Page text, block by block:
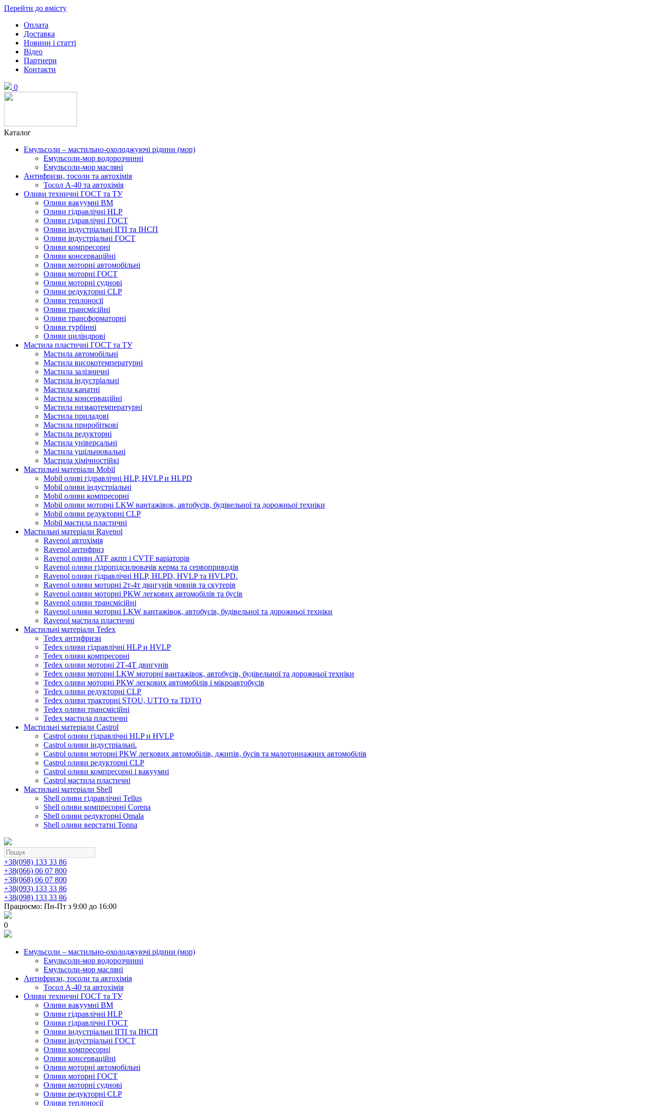
Перейти до вмісту
Оплата
Доставка
Новини і статті
Відео
Партнери
Контакти
0
Каталог
Емульсоли – мастильно-охолоджуючі рідини (мор)
Емульсоли-мор водорозчинні
Емульсоли-мор масляні
Антифризи, тосоли та автохімія
Тосол А-40 та автохімія
Оливи техничні ГОСТ та ТУ
Оливи вакуумні ВМ
Оливи гідравлічні HLP
Оливи гідравлічні ГОСТ
Оливи індустріальні ІГП та ІНСП
Оливи індустріальні ГОСТ
Оливи компресорні
Оливи консерваційні
Оливи моторні автомобільні
Оливи моторні ГОСТ
Оливи моторні суднові
Оливи редукторні CLP
Оливи теплоносії
Оливи трансмісійні
Оливи трансформаторні
Оливи турбінні
Оливи циліндрові
Мастила пластичні ГОСТ та ТУ
Мастила автомобільні
Мастила високотемпературні
Мастила залізничні
Мастила індустріальні
Мастила канатні
Мастила консерваційні
Мастила низькотемпературні
Мастила приладові
Мастила приробіткові
Мастила редукторні
Мастила універсальні
Мастила ущільнювальні
Мастила хімічностійкі
Мастильні матеріали Mobil
Mobil оливі гідравлічні HLP, HVLP и HLPD
Mobil оливи індустріальні
Mobil оливи компресорні
Mobil оливи моторні LKW вантажівок, автобусів, будівельної та дорожньої техніки
Mobil оливи редукторні CLP
Mobil мастила пластичні
Мастильні матеріали Ravenol
Ravenol автохімія
Ravenol антифриз
Ravenol оливи ATF акпп і CVTF варіаторів
Ravenol оливи гідропідсилювачів керма та сервоприводів
Ravenol оливи гідравлічні HLP, HLPD, HVLP та HVLPD.
Ravenol оливи моторні 2т-4т двигунів човнів та скутерів
Ravenol оливи моторні PKW легкових автомобілів та бусів
Ravenol оливи трансмісійні
Ravenol оливи моторні LKW вантажівок, автобусів, будівельної та дорожньої техніки
Ravenol мастила пластичні
Мастильні матеріали Tedex
Tedex антифризи
Tedex оливи гідравлічні HLP и HVLP
Tedex оливи компресорні
Tedex оливи моторні 2Т-4Т двигунів
Tedex оливи моторні LKW моторні вантажівок, автобусів, будівельної та дорожньої техніки
Tedex оливи моторні PKW легкових автомобілів і мікроавтобусів
Tedex оливи редукторні CLP
Tedex оливи тракторні STOU, UTTO та TDTO
Tedex оливи трансмісійні
Tedex мастила пластичні
Мастильні матеріали Castrol
Castrol оливи гідравлічні HLP и HVLP
Castrol оливи індустріальні.
Castrol оливи моторні PKW легкових автомобілів, джипів, бусів та малотоннажних автомобілів
Castrol оливи редукторні CLP
Castrol оливи компресорні і вакуумні
Castrol мастила пластичні
Мастильні матеріали Shell
Shell оливи гідравлічні Tellus
Shell оливи компресорні Corena
Shell оливи редукторні Omala
Shell оливи верстатні Tonna
+38(098) 133 33 86
+38(066) 06 07 800
+38(068) 06 07 800
+38(093) 133 33 86
+38(098) 133 33 86
Працюємо: Пн-Пт з 9:00 до 16:00
0
Емульсоли – мастильно-охолоджуючі рідини (мор)
Емульсоли-мор водорозчинні
Емульсоли-мор масляні
Антифризи, тосоли та автохімія
Тосол А-40 та автохімія
Оливи техничні ГОСТ та ТУ
Оливи вакуумні ВМ
Оливи гідравлічні HLP
Оливи гідравлічні ГОСТ
Оливи індустріальні ІГП та ІНСП
Оливи індустріальні ГОСТ
Оливи компресорні
Оливи консерваційні
Оливи моторні автомобільні
Оливи моторні ГОСТ
Оливи моторні суднові
Оливи редукторні CLP
Оливи теплоносії